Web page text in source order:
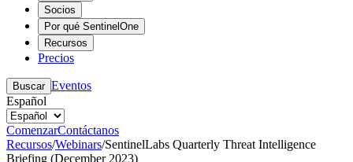
Socios
Por qué SentinelOne
Recursos
Precios
Buscar Eventos
Español
ComenzarContáctanos
Recursos/Webinars/SentinelLabs Quarterly Threat Intelligence
Briefing (December 2023)